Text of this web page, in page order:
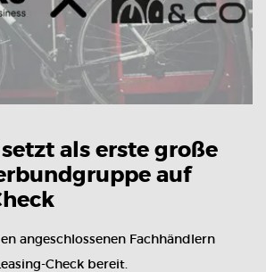
setzt als erste große
auf
angeschlossenen Fachhändlern
Check bereit.